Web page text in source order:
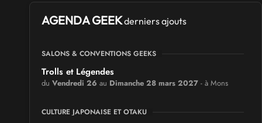
AGENDA GEEKderniers ajouts
SALONS & CONVENTIONS GEEKS
Trolls et Légendes
du Vendredi 26 au Dimanche 28 mars 2027 - à Mons
CULTURE JAPONAISE ET OTAKU